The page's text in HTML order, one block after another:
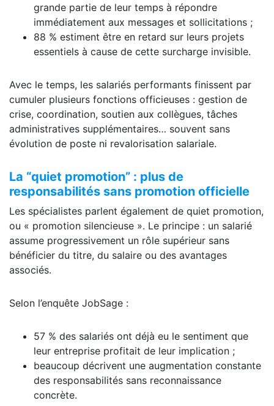
grande partie de leur temps à répondre
immédiatement aux messages et sollicitations ;
88 % estiment être en retard sur leurs projets
essentiels à cause de cette surcharge invisible.
Avec le temps, les salariés performants finissent par
cumuler plusieurs fonctions officieuses : gestion de
crise, coordination, soutien aux collègues, tâches
administratives supplémentaires… souvent sans
évolution de poste ni revalorisation salariale.
La “quiet promotion” : plus de
responsabilités sans promotion officielle
Les spécialistes parlent également de quiet promotion,
ou « promotion silencieuse ». Le principe : un salarié
assume progressivement un rôle supérieur sans
bénéficier du titre, du salaire ou des avantages
associés.
Selon l’enquête JobSage :
57 % des salariés ont déjà eu le sentiment que
leur entreprise profitait de leur implication ;
beaucoup décrivent une augmentation constante
des responsabilités sans reconnaissance
concrète.